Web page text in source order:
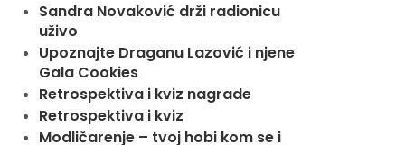
Sandra Novaković drži radionicu
uživo
Upoznajte Draganu Lazović i njene
Gala Cookies
Retrospektiva i kviz nagrade
Retrospektiva i kviz
Modličarenje – tvoj hobi kom se i